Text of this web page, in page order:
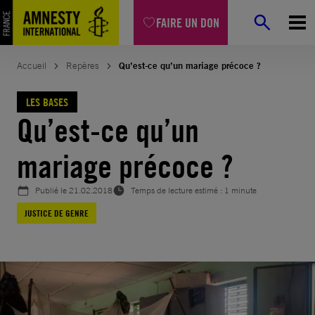
FAIRE UN DON
Aller
au
contenu
Accueil Repères Qu’est-ce qu’un mariage précoce ?
LES BASES
Qu’est-ce qu’un
mariage précoce ?
Publié le21.02.2018
Temps de lecture estimé : 1 minute
JUSTICE DE GENRE